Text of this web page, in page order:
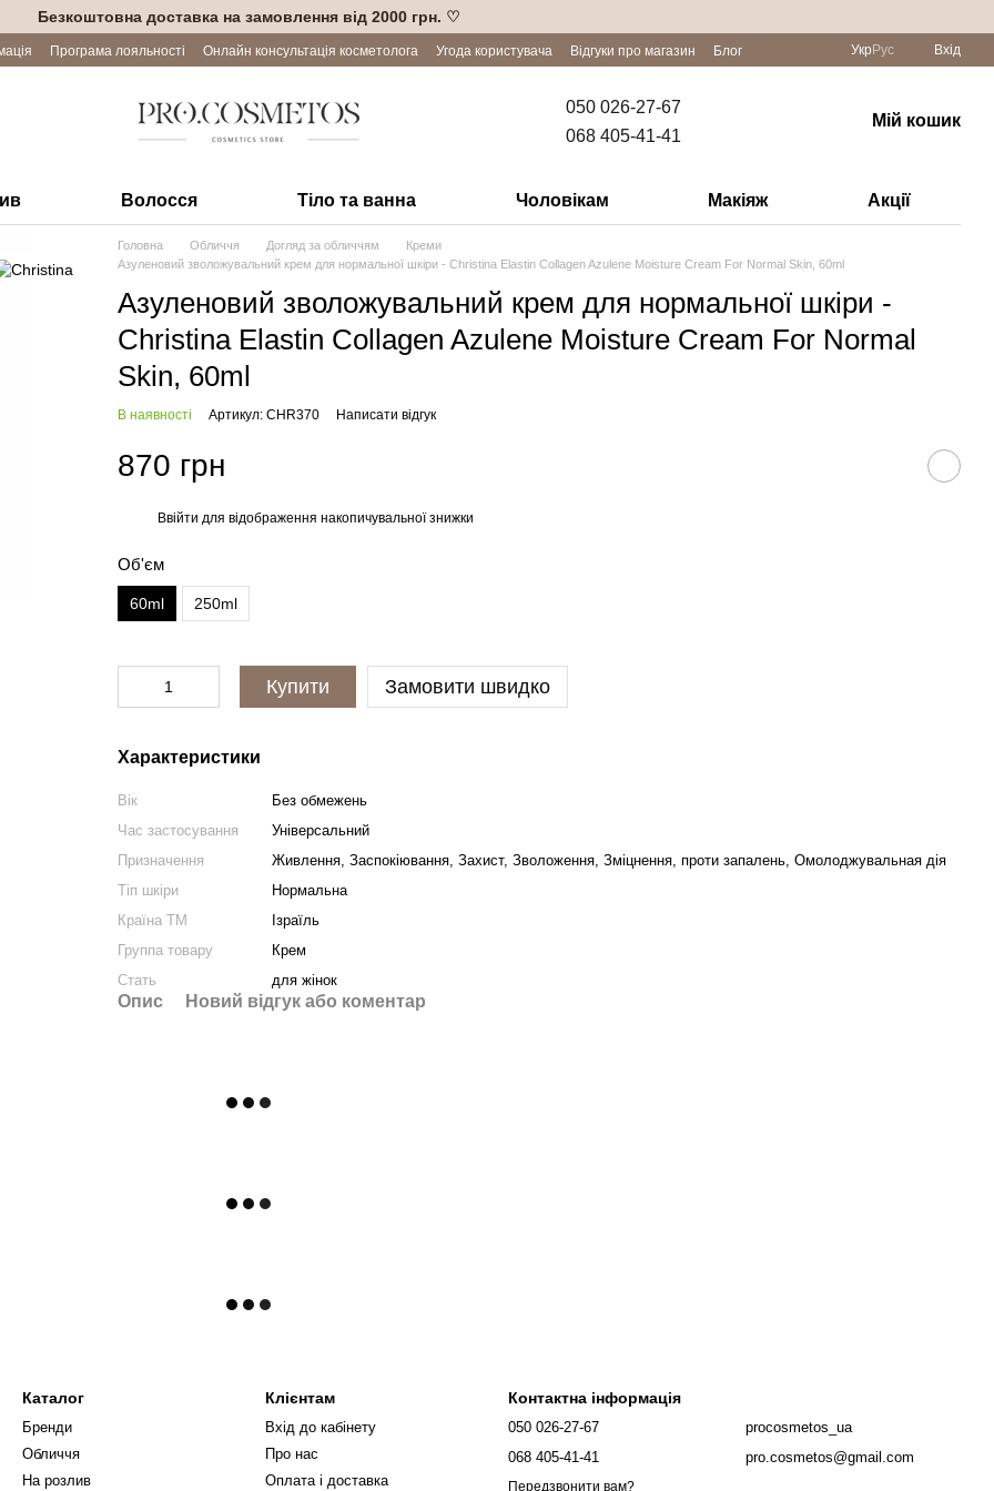
Безкоштовна доставка на замовлення від 2000 грн. ♡
Програма лояльності Онлайн консультація косметолога Угода користувача Відгуки про магазин Блог Укр Рус Вхід
050 026-27-67
068 405-41-41
Мій кошик
Волосся Тіло та ванна Чоловікам Макіяж Акції
Головна Обличчя Догляд за обличчям
Креми
Азуленовий зволожувальний крем для нормальної шкіри - Christina Elastin Collagen Azulene Moisture Cream For Normal Skin, 60ml
Азуленовий зволожувальний крем для нормальної шкіри -
Christina Elastin Collagen Azulene Moisture Cream For Normal
Skin, 60ml
В наявності Артикул: CHR370 Написати відгук
870 грн
Ввійти для відображення накопичувальної знижки
Об'єм
60ml 250ml
Купити Замовити швидко
Характеристики
Вік
Без обмежень
Час застосування
Універсальний
Призначення
Живлення, Заспокіювання, Захист, Зволоження, Зміцнення, проти запалень, Омолоджувальная дія
Тіп шкіри
Нормальна
Країна ТМ
Ізраїль
Группа товару
Крем
Cтать
для жінок
Опис Новий відгук або коментар
Каталог
Бренди
Обличчя
На розлив
Клієнтам
Вхід до кабінету
Про нас
Оплата і доставка
Контактна інформація
050 026-27-67
068 405-41-41
Передзвонити вам?
procosmetos_ua
pro.cosmetos@gmail.com